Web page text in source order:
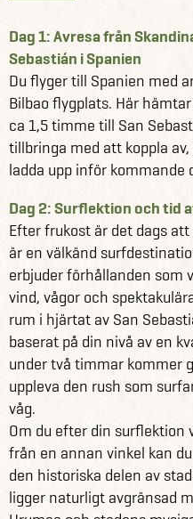
konst och arkitektur till
strandpromenad. Efter att
du tid på egen hand för att
stad, och för att få insikt i
undangömda pärlor har vi
cykeltur i resan. Det
upplevelser för både kropp
Se alla våra andra
här
Läs mer om Spanien här
Dag 1: Avresa från
Sebastián i Spanien
Du flyger till Spanien med
Bilbao flygplats. Här
ca 1,5 timme till San
tillbringa med att koppla
ladda upp inför kommande
Dag 2: Surflektion och tid
Efter frukost är det dags
är en välkänd
erbjuder förhållanden som
vind, vågor och
rum i hjärtat av San
baserat på din nivå av en
under två timmar kommer
uppleva den rush som
våg.
Om du efter din surflektion
från en annan vinkel kan
den historiska delen av
ligger naturligt avgränsad